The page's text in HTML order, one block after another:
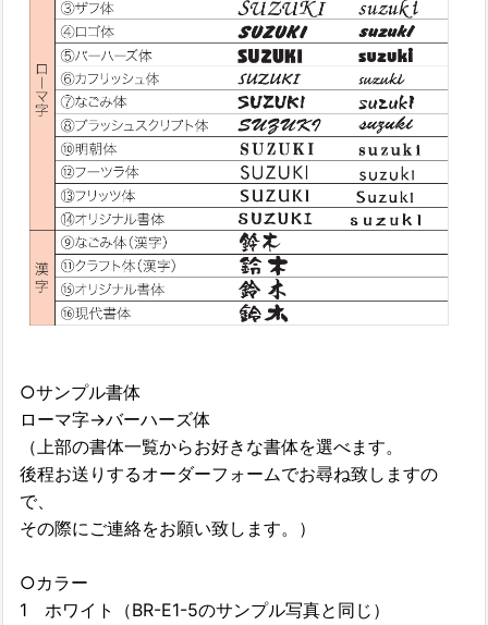
○サンプル書体
ローマ字→バーハーズ体
（上部の書体一覧からお好きな書体を選べます。
後程お送りするオーダーフォームでお尋ね致しますの
で、
その際にご連絡をお願い致します。）
○カラー
1 ホワイト（BR-E1-5のサンプル写真と同じ）